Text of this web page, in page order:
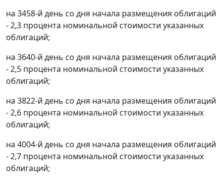
на 3458-й день со дня начала размещения облигаций
- 2,3 процента номинальной стоимости указанных
облигаций;
на 3640-й день со дня начала размещения облигаций
- 2,5 процента номинальной стоимости указанных
облигаций;
на 3822-й день со дня начала размещения облигаций
- 2,6 процента номинальной стоимости указанных
облигаций;
на 4004-й день со дня начала размещения облигаций
- 2,7 процента номинальной стоимости указанных
облигаций;